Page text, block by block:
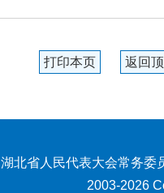
打印本页 返回
湖北省人民代表大会常务委
2003-2026